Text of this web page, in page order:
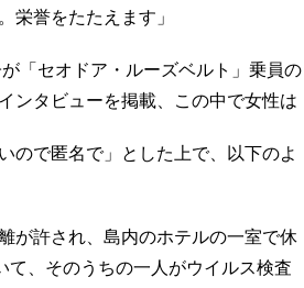
誉をたたえます」
「セオドア・ルーズベルト」乗員の
ンタビューを掲載、この中で女性は
ので匿名で」とした上で、以下のよ
が許され、島内のホテルの一室で休
て、そのうちの一人がウイルス検査